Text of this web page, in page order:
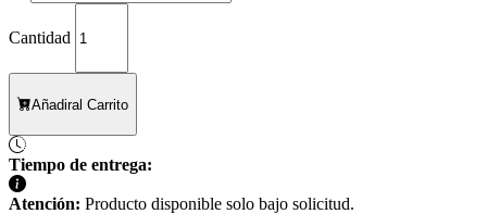
Cantidad
Añadiral Carrito
Tiempo de entrega:
Atención: Producto disponible solo bajo solicitud.